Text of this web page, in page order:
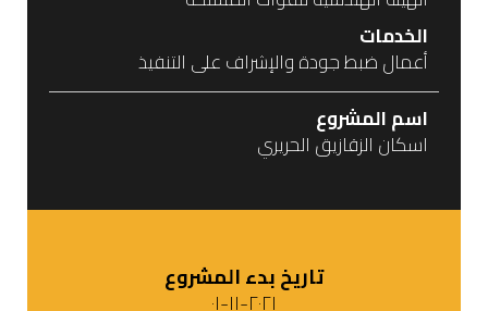
الخدمات
أعمال ضبط جودة والإشراف على التنفيذ
اسم المشروع
اسكان الزقازيق الحريري
تاريخ بدء المشروع
٢٠٢١-١١-٠١